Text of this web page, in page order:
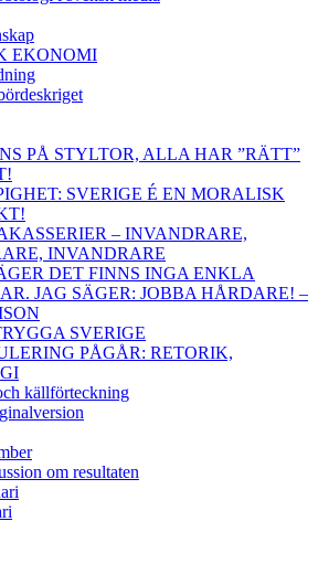
EKONOMI
PÅ STYLTOR, ALLA HAR ”RÄTT”
SVERIGE É EN MORALISK
– INVANDRARE,
INVANDRARE
DET FINNS INGA ENKLA
JAG SÄGER: JOBBA HÅRDARE! –
SVERIGE
PÅGÅR: RETORIK,
källförteckning
om resultaten